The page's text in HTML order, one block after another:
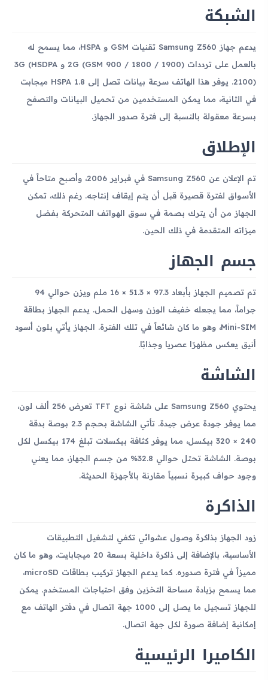
الشبكة
يدعم جهاز Samsung Z560 تقنيات GSM و HSPA، مما يسمح له
بالعمل على ترددات 2G (GSM 900 / 1800 / 1900) و 3G (HSDPA
2100). يوفر هذا الهاتف سرعة بيانات تصل إلى HSPA 1.8 ميجابت
في الثانية، مما يمكن المستخدمين من تحميل البيانات والتصفح
بسرعة معقولة بالنسبة إلى فترة صدور الجهاز.
الإطلاق
تم الإعلان عن Samsung Z560 في فبراير 2006، وأصبح متاحاً في
الأسواق لفترة قصيرة قبل أن يتم إيقاف إنتاجه. رغم ذلك، تمكن
الجهاز من أن يترك بصمة في سوق الهواتف المتحركة بفضل
ميزاته المتقدمة في ذلك الحين.
جسم الجهاز
تم تصميم الجهاز بأبعاد 97.3 × 51.3 × 16 ملم ويزن حوالي 94
جراماً، مما يجعله خفيف الوزن وسهل الحمل. يدعم الجهاز بطاقة
Mini-SIM، وهو ما كان شائعاً في تلك الفترة. الجهاز يأتي بلون أسود
أنيق يعكس مظهرًا عصريا وجذابًا.
الشاشة
يحتوي Samsung Z560 على شاشة نوع TFT تعرض 256 ألف لون،
مما يوفر جودة عرض جيدة. تأتي الشاشة بحجم 2.3 بوصة بدقة
240 × 320 بيكسل، مما يوفر كثافة بيكسلات تبلغ 174 بيكسل لكل
بوصة. الشاشة تحتل حوالي 32.8% من جسم الجهاز، مما يعني
وجود حواف كبيرة نسبياً مقارنة بالأجهزة الحديثة.
الذاكرة
زود الجهاز بذاكرة وصول عشوائي تكفي لتشغيل التطبيقات
الأساسية، بالإضافة إلى ذاكرة داخلية بسعة 20 ميجابايت، وهو ما كان
مميزاً في فترة صدوره. كما يدعم الجهاز تركيب بطاقات microSD،
مما يسمح بزيادة مساحة التخزين وفق احتياجات المستخدم. يمكن
للجهاز تسجيل ما يصل إلى 1000 جهة اتصال في دفتر الهاتف مع
إمكانية إضافة صورة لكل جهة اتصال.
الكاميرا الرئيسية